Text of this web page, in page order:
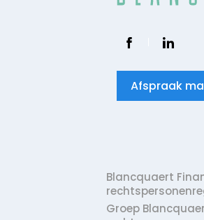
Afspraak
Blancquaert
Groep